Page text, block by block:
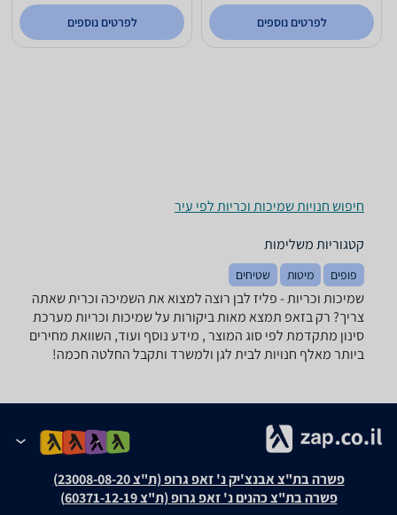
לפרטים נוספים לפרטים נוספים
חיפוש חנויות שמיכות וכריות לפי עיר
קטגוריות משלימות
פופים מיטות שטיחים
שמיכות וכריות - ‏פליז ‏לבן רוצה למצוא את השמיכה וכרית שאתה
צריך? רק בזאפ תמצא מאות ביקורות על שמיכות וכריות מערכת
סינון מתקדמת לפי סוג המוצר , מידע נוסף ועוד, השוואת מחירים
ביותר מאלף חנויות לבית לגן ולמשרד ותקבל החלטה חכמה!
פשרה בת"צ אבנצ'יק נ' זאפ גרופ (ת"צ 23008-08-20)
פשרה בת"צ כהנים נ' זאפ גרופ (ת"צ 60371-12-19)